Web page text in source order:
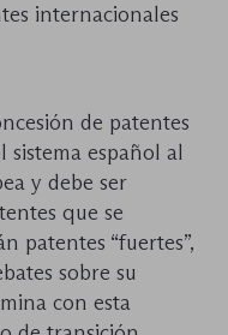
internacionales
de patentes
sistema español al
y debe ser
que se
patentes “fuertes”,
sobre su
con esta